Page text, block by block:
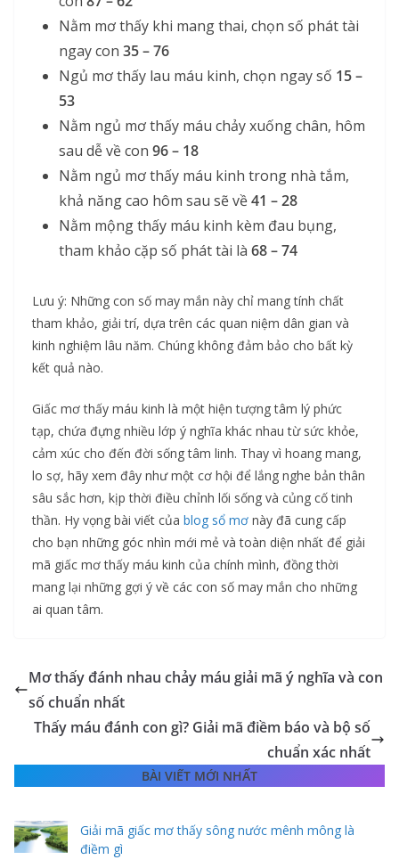
Nằm mơ thấy khi mang thai, chọn số phát tài
ngay con 35 – 76
Ngủ mơ thấy lau máu kinh, chọn ngay số 15 –
53
Nằm ngủ mơ thấy máu chảy xuống chân, hôm
sau dễ về con 96 – 18
Nằm ngủ mơ thấy máu kinh trong nhà tắm,
khả năng cao hôm sau sẽ về41 – 28
Nằm mộng thấy máu kinh kèm đau bụng,
tham khảo cặp số phát tài là 68 – 74
Lưu ý: Những con số may mắn này chỉ mang tính chất
tham khảo, giải trí, dựa trên các quan niệm dân gian và
kinh nghiệm lâu năm. Chúng không đảm bảo cho bất kỳ
kết quả nào.
Giấc mơ thấy máu kinh là một hiện tượng tâm lý phức
tạp, chứa đựng nhiều lớp ý nghĩa khác nhau từ sức khỏe,
cảm xúc cho đến đời sống tâm linh. Thay vì hoang mang,
lo sợ, hãy xem đây như một cơ hội để lắng nghe bản thân
sâu sắc hơn, kịp thời điều chỉnh lối sống và củng cố tinh
thần. Hy vọng bài viết của blog sổ mơ này đã cung cấp
cho bạn những góc nhìn mới mẻ và toàn diện nhất để giải
mã giấc mơ thấy máu kinh của chính mình, đồng thời
mang lại những gợi ý về các con số may mắn cho những
ai quan tâm.
Mơ thấy đánh nhau chảy máu giải mã ý nghĩa và con
số chuẩn nhất
Thấy máu đánh con gì? Giải mã điềm báo và bộ số
chuẩn xác nhất
BÀI VIẾT MỚI NHẤT
Giải mã giấc mơ thấy sông nước mênh mông là
điềm gì